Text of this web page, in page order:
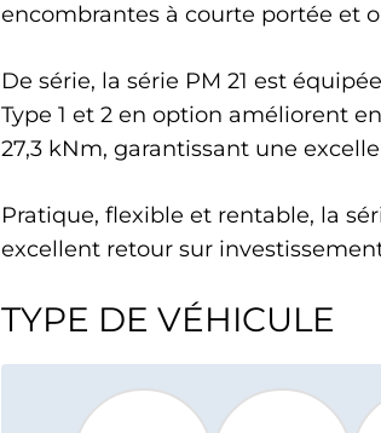
encombrantes à courte portée et
De série, la série PM 21 est
Type 1 et 2 en option améliorent
27,3 kNm, garantissant une
Pratique, flexible et rentable, la
excellent retour sur
TYPE DE VÉHICULE